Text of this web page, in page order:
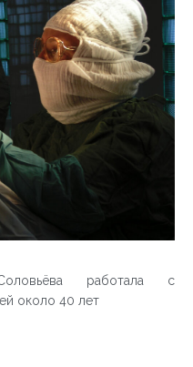
работала с
около 40 лет